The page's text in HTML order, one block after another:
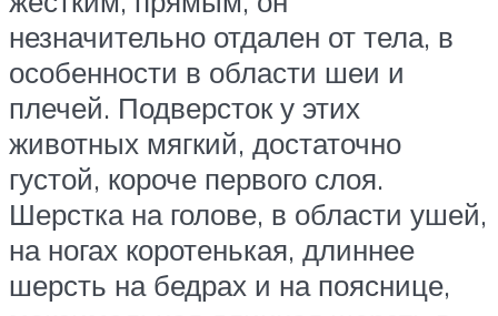
незначительно отдален от тела, в
особенности в области шеи и
плечей. Подверсток у этих
животных мягкий, достаточно
густой, короче первого слоя.
Шерстка на голове, в области ушей,
на ногах коротенькая, длиннее
шерсть на бедрах и на пояснице,